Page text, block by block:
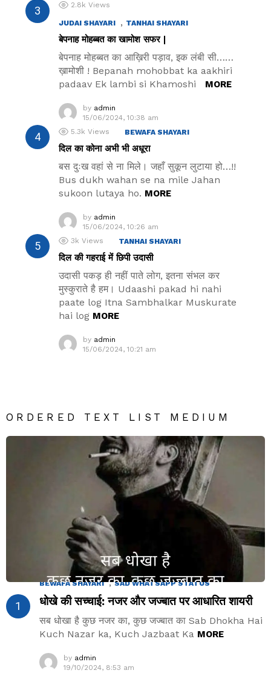
2.8k Views
JUDAI SHAYARI , TANHAI SHAYARI
बेपनाह मोहब्बत का खामोश सफर |
बेपनाह मोहब्बत का आख़िरी पड़ाव, इक लंबी सी……
ख़ामोशी ! Bepanah mohobbat ka aakhiri
padaav Ek lambi si Khamoshi MORE
by admin
15/06/2024, 10:38 am
5.3k Views BEWAFA SHAYARI
दिल का कोना अभी भी अधूरा
बस दुःख वहां से ना मिले। जहाँ सुकून लुटाया हो…!!
Bus dukh wahan se na mile Jahan
sukoon lutaya ho. MORE
by admin
15/06/2024, 10:26 am
3k Views TANHAI SHAYARI
दिल की गहराई में छिपी उदासी
उदासी पकड़ ही नहीं पाते लोग, इतना संभल कर
मुस्कुराते है हम। Udaashi pakad hi nahi
paate log Itna Sambhalkar Muskurate
hai log MORE
by admin
15/06/2024, 10:21 am
ORDERED TEXT LIST MEDIUM
Views
BEWAFA SHAYARI ,SAD WHATSAPP STATUS
धोखे की सच्चाई: नजर और जज्बात पर आधारित शायरी
सब धोखा है कुछ नजर का, कुछ जज्बात का Sab Dhokha Hai
Kuch Nazar ka, Kuch Jazbaat Ka MORE
by admin
19/10/2024, 8:53 am